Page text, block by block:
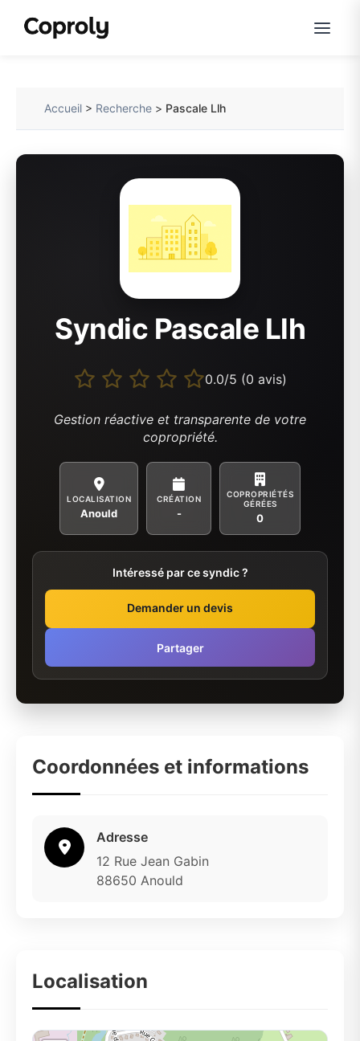
Accueil > Recherche > Pascale Llh
Syndic Pascale Llh
0.0/5 (0 avis)
Gestion réactive et transparente de votre
copropriété.
LOCALISATION
Anould
CRÉATION
-
COPROPRIÉTÉS
GÉRÉES
0
Intéressé par ce syndic ?
Demander un devis
Partager
Coordonnées et informations
Adresse
12 Rue Jean Gabin
88650 Anould
Localisation